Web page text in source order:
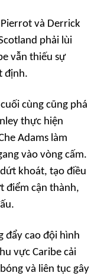
và Derrick
phải lùi
vẫn thiếu sự
định.
cùng cũng phá
thực hiện
Adams làm
vào vòng cấm.
khoát, tạo điều
điểm cận thành,
đẩy cao đội hình
vực Caribe cải
và liên tục gây